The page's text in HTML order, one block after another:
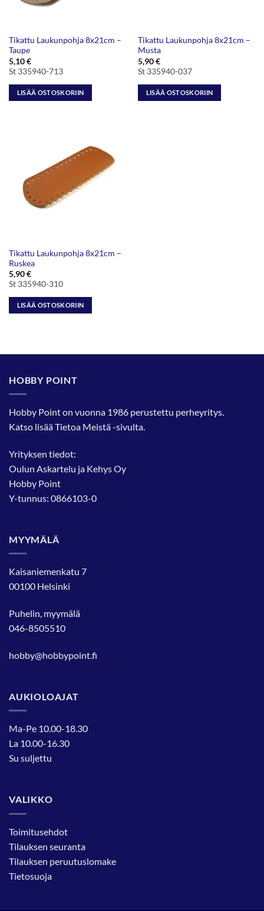
Tikattu Laukunpohja 8x21cm –
Taupe
5,10€
St 335940-713
LISÄÄ OSTOSKORIIN
Tikattu Laukunpohja 8x21cm –
Musta
5,90€
St 335940-037
LISÄÄ OSTOSKORIIN
Tikattu Laukunpohja 8x21cm –
Ruskea
5,90€
St 335940-310
LISÄÄ OSTOSKORIIN
HOBBY POINT
Hobby Point on vuonna 1986 perustettu perheyritys.
Katso lisääTietoa Meistä-sivulta.
Yrityksen tiedot:
Oulun Askartelu ja Kehys Oy
Hobby Point
Y-tunnus: 0866103-0
MYYMÄLÄ
Kaisaniemenkatu 7
00100 Helsinki
Puhelin, myymälä
046-8505510
hobby@hobbypoint.fi
AUKIOLOAJAT
Ma-Pe 10.00-18.30
La 10.00-16.30
Su suljettu
VALIKKO
Toimitusehdot
Tilauksen seuranta
Tilauksen peruutuslomake
Tietosuoja